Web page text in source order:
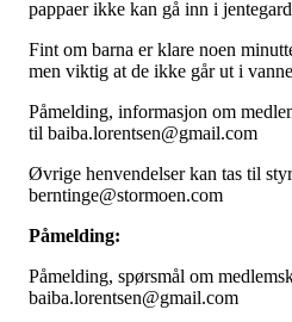
pappaer ikke kan gå inn i
Fint om barna er klare noen
men viktig at de ikke går ut i
Påmelding, informasjon om
til baiba.lorentsen@gmail.com
Øvrige henvendelser kan tas til
berntinge@stormoen.com
Påmelding:
Påmelding, spørsmål om
baiba.lorentsen@gmail.com